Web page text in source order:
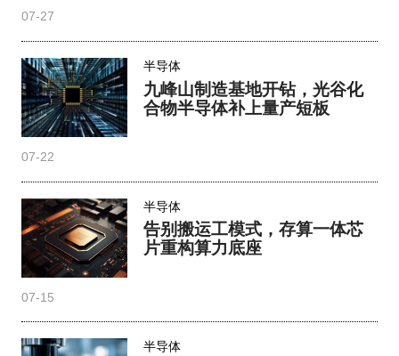
07-27
半导体
九峰山制造基地开钻，光谷化
合物半导体补上量产短板
07-22
半导体
告别搬运工模式，存算一体芯
片重构算力底座
07-15
半导体